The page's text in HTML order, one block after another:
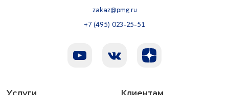
zakaz@pmg.ru
+7 (495) 023-25-51